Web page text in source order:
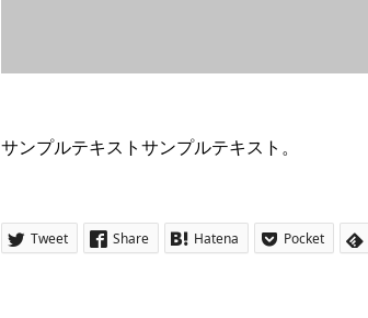
サンプルテキストサンプルテキスト。
Tweet Share Hatena Pocket